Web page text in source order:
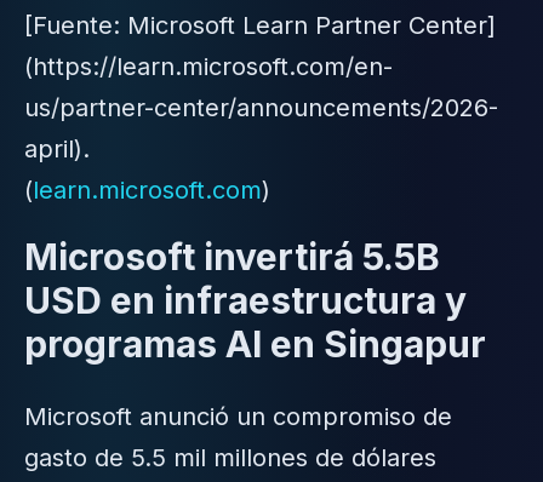
[Fuente: Microsoft Learn Partner Center]
(https://learn.microsoft.com/en-
us/partner-center/announcements/2026-
april).
(learn.microsoft.com)
Microsoft invertirá 5.5B
USD en infraestructura y
programas AI en Singapur
Microsoft anunció un compromiso de
gasto de 5.5 mil millones de dólares